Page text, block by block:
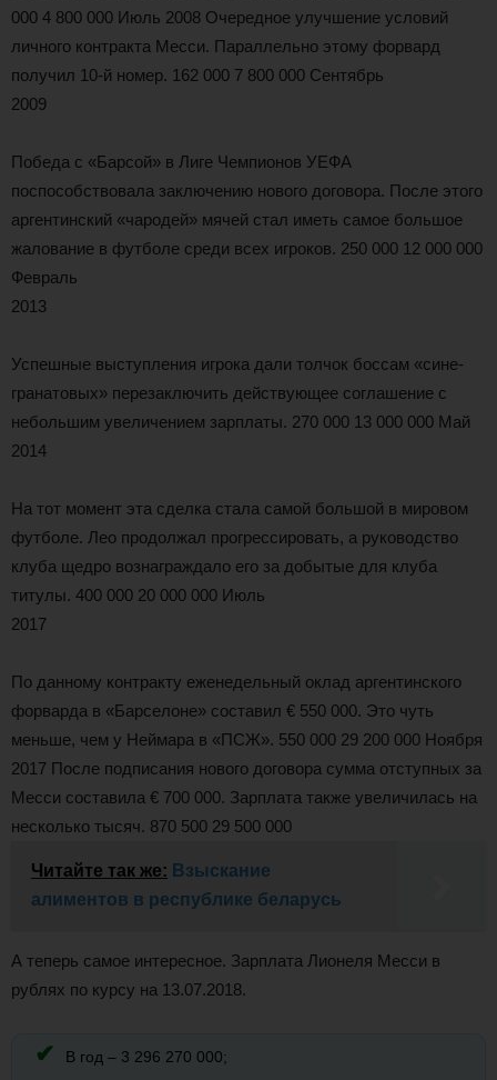
000 4 800 000 Июль 2008 Очередное улучшение условий
личного контракта Месси. Параллельно этому форвард
получил 10-й номер. 162 000 7 800 000 Сентябрь
2009
Победа с «Барсой» в Лиге Чемпионов УЕФА
поспособствовала заключению нового договора. После этого
аргентинский «чародей» мячей стал иметь самое большое
жалование в футболе среди всех игроков. 250 000 12 000 000
Февраль
2013
Успешные выступления игрока дали толчок боссам «сине-
гранатовых» перезаключить действующее соглашение с
небольшим увеличением зарплаты. 270 000 13 000 000 Май
2014
На тот момент эта сделка стала самой большой в мировом
футболе. Лео продолжал прогрессировать, а руководство
клуба щедро вознаграждало его за добытые для клуба
титулы. 400 000 20 000 000 Июль
2017
По данному контракту еженедельный оклад аргентинского
форварда в «Барселоне» составил € 550 000. Это чуть
меньше, чем у Неймара в «ПСЖ». 550 000 29 200 000 Ноября
2017 После подписания нового договора сумма отступных за
Месси составила € 700 000. Зарплата также увеличилась на
несколько тысяч. 870 500 29 500 000
Читайте так же: Взыскание
алиментов в республике беларусь
А теперь самое интересное. Зарплата Лионеля Месси в
рублях по курсу на 13.07.2018.
В год – 3 296 270 000;